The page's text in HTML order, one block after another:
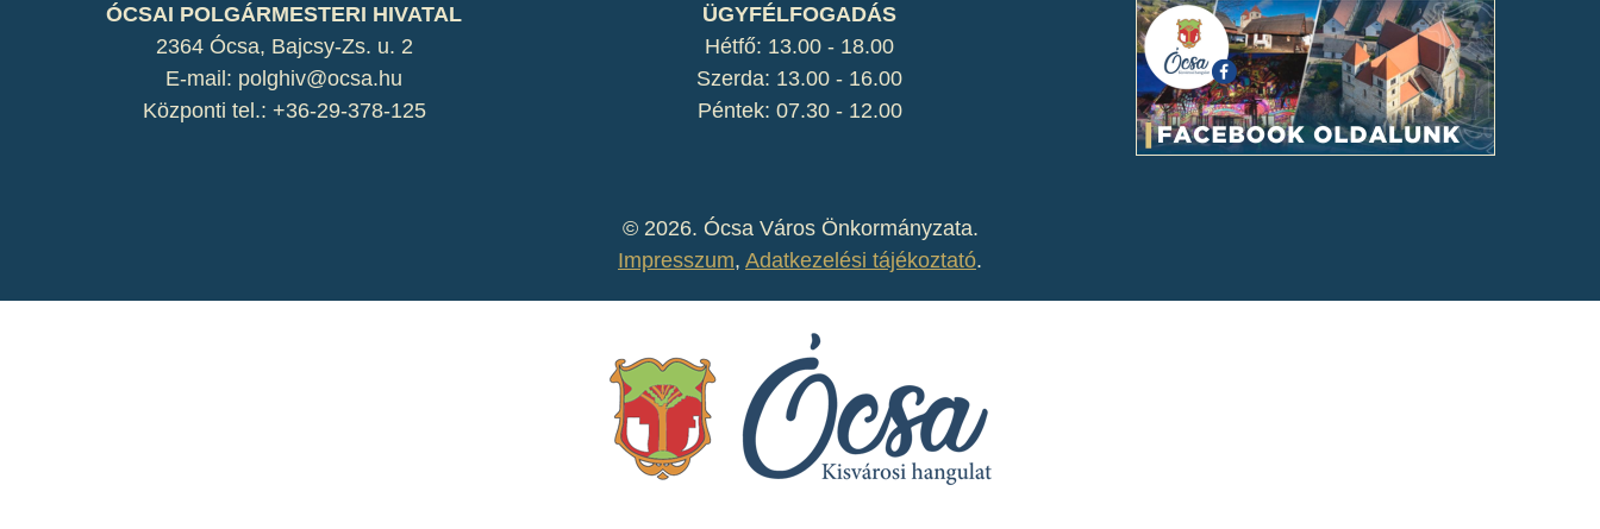
ÓCSAI POLGÁRMESTERI HIVATAL
2364 Ócsa, Bajcsy-Zs. u. 2
E-mail: polghiv@ocsa.hu
Központi tel.: +36-29-378-125
ÜGYFÉLFOGADÁS
Hétfő: 13.00 - 18.00
Szerda: 13.00 - 16.00
Péntek: 07.30 - 12.00
© 2026. Ócsa Város Önkormányzata.
Impresszum, Adatkezelési tájékoztató.